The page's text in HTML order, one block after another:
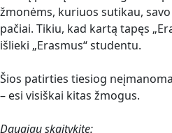
žmonėms, kuriuos sutikau,
pačiai. Tikiu, kad kartą tapęs
išlieki „Erasmus“ studentu.
Šios patirties tiesiog
– esi visiškai kitas žmogus.
Daugiau skaitykite: